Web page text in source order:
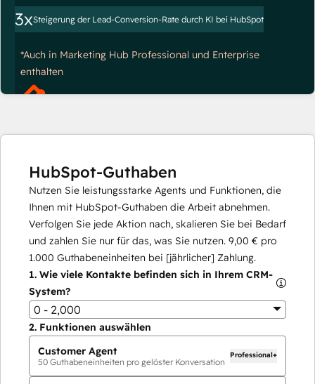
3xSteigerung der Lead-Conversion-Rate durch KI bei HubSpot
*Auch in Marketing Hub Professional und Enterprise
enthalten
HubSpot-Guthaben
Nutzen Sie leistungsstarke Agents und Funktionen, die
Ihnen mit HubSpot-Guthaben die Arbeit abnehmen.
Verfolgen Sie jede Aktion nach, skalieren Sie bei Bedarf
und zahlen Sie nur für das, was Sie nutzen. 9,00 € pro
1.000 Guthabeneinheiten bei [jährlicher] Zahlung.
1. Wie viele Kontakte befinden sich in Ihrem CRM-
System?
0 - 2,000
2. Funktionen auswählen
Customer Agent
50 Guthabeneinheiten pro gelöster Konversation
Professional+